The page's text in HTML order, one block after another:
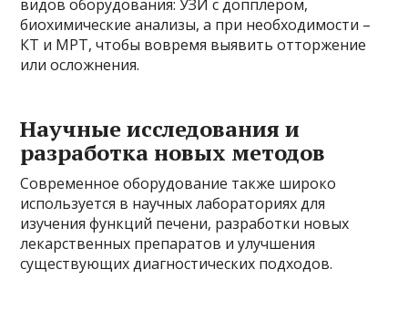
видов оборудования: УЗИ с допплером,
биохимические анализы, а при необходимости –
КТ и МРТ, чтобы вовремя выявить отторжение
или осложнения.
Научные исследования и
разработка новых методов
Современное оборудование также широко
используется в научных лабораториях для
изучения функций печени, разработки новых
лекарственных препаратов и улучшения
существующих диагностических подходов.